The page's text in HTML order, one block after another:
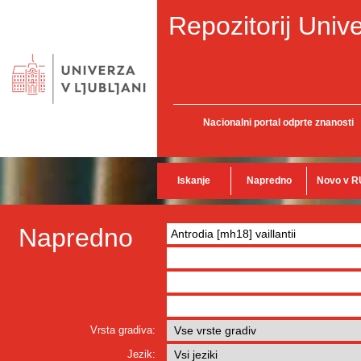
Repozitorij
Nacionalni portal odprte znanosti
Iskanje Napredno Novo v
Napredno
Vrsta gradiva:
Jezik: